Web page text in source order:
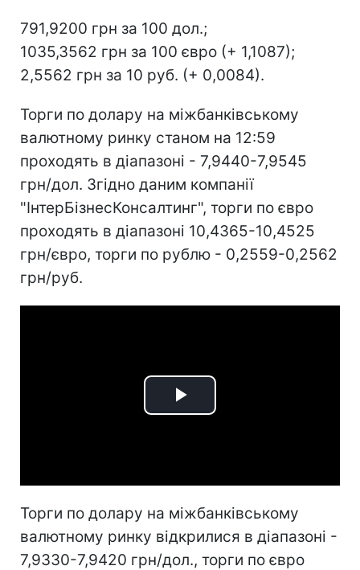
791,9200 грн за 100 дол.;
1035,3562 грн за 100 євро (+ 1,1087);
2,5562 грн за 10 руб. (+ 0,0084).
Торги по долару на міжбанківському
валютному ринку станом на 12:59
проходять в діапазоні - 7,9440-7,9545
грн/дол. Згідно даним компанії
"ІнтерБізнесКонсалтинг", торги по євро
проходять в діапазоні 10,4365-10,4525
грн/євро, торги по рублю - 0,2559-0,2562
грн/руб.
Play
Торги по долару на міжбанківському
валютному ринку відкрилися в діапазоні -
7,9330-7,9420 грн/дол., торги по євро